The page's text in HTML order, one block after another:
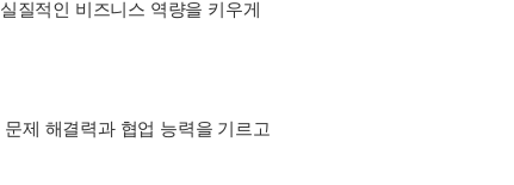
질적인 비즈니스 역량을 키우게
제 해결력과 협업 능력을 기르고